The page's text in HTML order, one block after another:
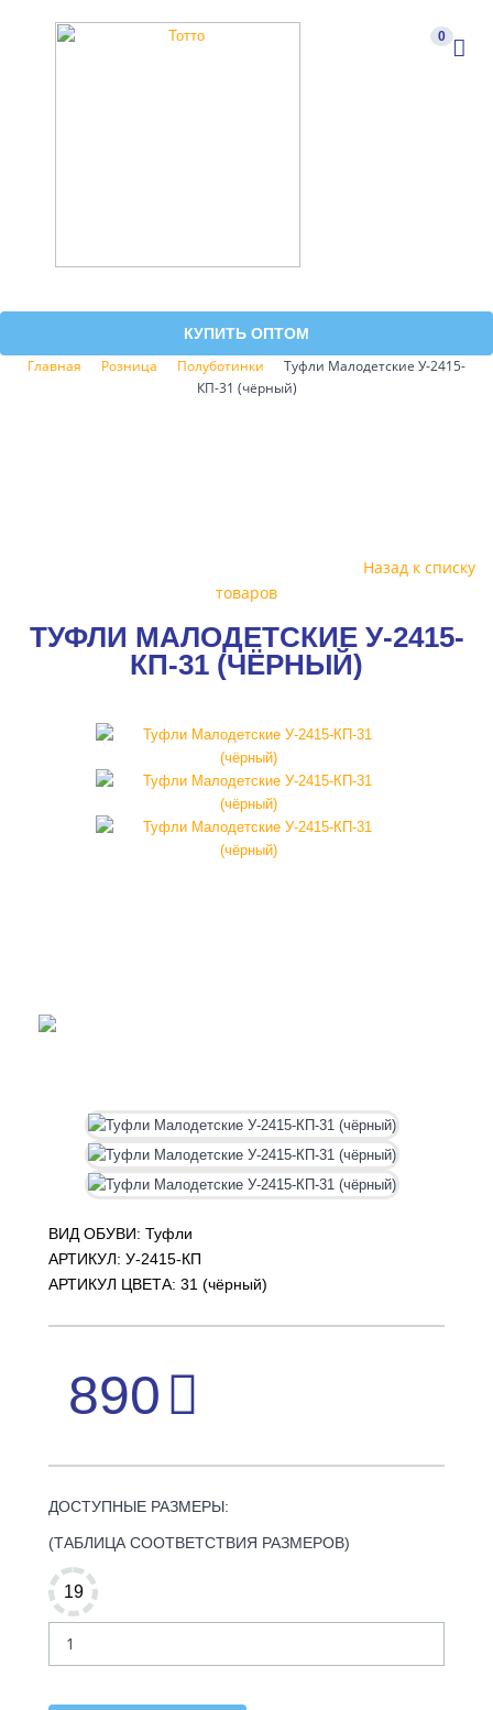
0
КУПИТЬ ОПТОМ
Главная Розница Полуботинки
Туфли Малодетские У-2415-
КП-31 (чёрный)
Назад к списку
товаров
ТУФЛИ МАЛОДЕТСКИЕ У-2415-
КП-31 (ЧЁРНЫЙ)
ВИД ОБУВИ: Туфли
АРТИКУЛ: У-2415-КП
АРТИКУЛ ЦВЕТА: 31 (чёрный)
890
ДОСТУПНЫЕ РАЗМЕРЫ:
(ТАБЛИЦА СООТВЕТСТВИЯ РАЗМЕРОВ)
19